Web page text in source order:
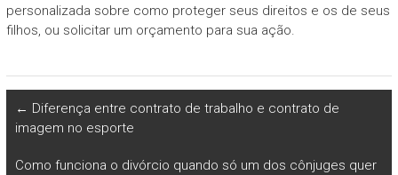
personalizada sobre como proteger seus direitos e os de seus
filhos, ou solicitar um orçamento para sua ação.
← Diferença entre contrato de trabalho e contrato de
imagem no esporte
Como funciona o divórcio quando só um dos cônjuges quer